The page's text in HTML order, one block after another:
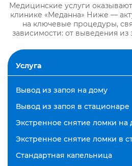
Медицинские услуги
клинике «Меданна» Ниже —
на ключевые процедуры,
зависимости: от выведения из
Услуга
Вывод из запоя на дому
Вывод из запоя в стационаре
Экстренное снятие ломки на
Экстренное снятие ломки в
Стандартная капельница